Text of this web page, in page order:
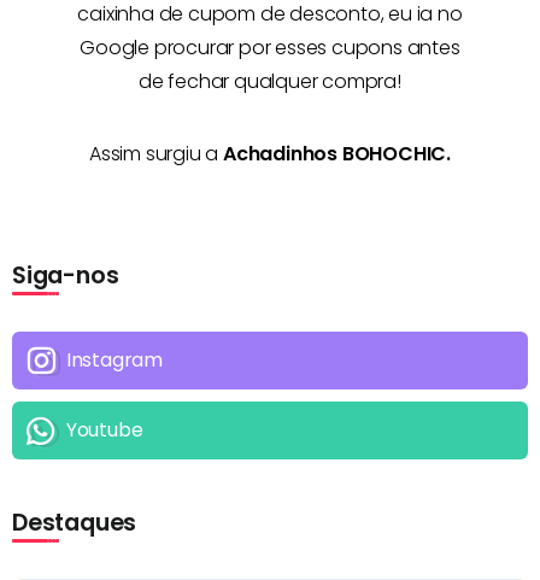
caixinha de cupom de desconto, eu ia no
Google procurar por esses cupons antes
de fechar qualquer compra!
Assim surgiu a Achadinhos BOHOCHIC.
Siga-nos
Instagram
Youtube
Destaques